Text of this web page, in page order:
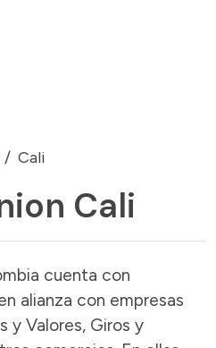
Cali
Cali
cuenta con
alianza con empresas
y Valores, Giros y